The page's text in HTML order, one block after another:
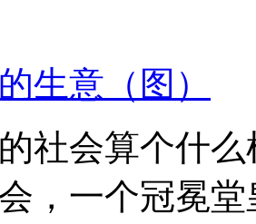
生意（图）
社会算个什
，一个冠冕